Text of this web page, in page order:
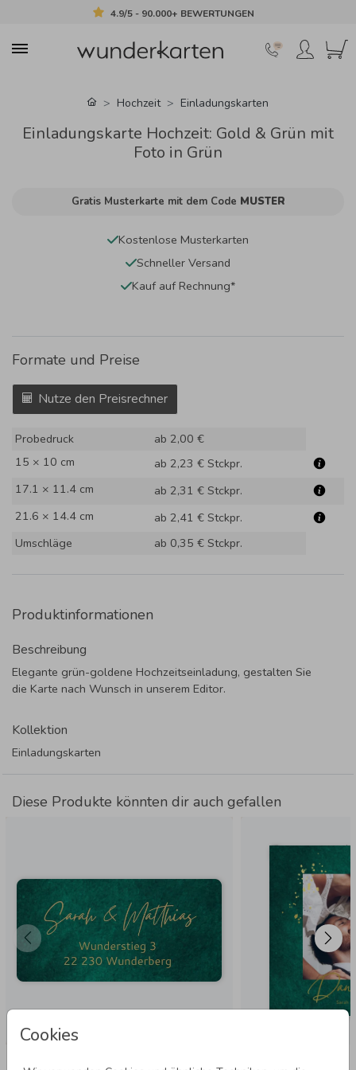
4.9/5 - 90.000+ BEWERTUNGEN
Cookies
Hochzeit Einladungskarten
Einladungskarte Hochzeit: Gold & Grün mit
Foto in Grün
Gratis Musterkarte mit dem Code MUSTER
Kostenlose Musterkarten
Schneller Versand
Kauf auf Rechnung*
Formate und Preise
Nutze den Preisrechner
Probedruck
ab 2,00 €
15 × 10 cm
ab 2,23 € Stckpr.
17.1 × 11.4 cm
ab 2,31 € Stckpr.
21.6 × 14.4 cm
ab 2,41 € Stckpr.
Umschläge
ab 0,35 € Stckpr.
Produktinformationen
Beschreibung
Elegante grün-goldene Hochzeitseinladung, gestalten Sie
die Karte nach Wunsch in unserem Editor.
Kollektion
Einladungskarten
Diese Produkte könnten dir auch gefallen